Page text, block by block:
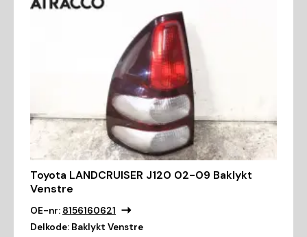
Toyota LANDCRUISER J120 02-09 Baklykt
Venstre
OE-nr: 8156160621
Delkode: Baklykt Venstre